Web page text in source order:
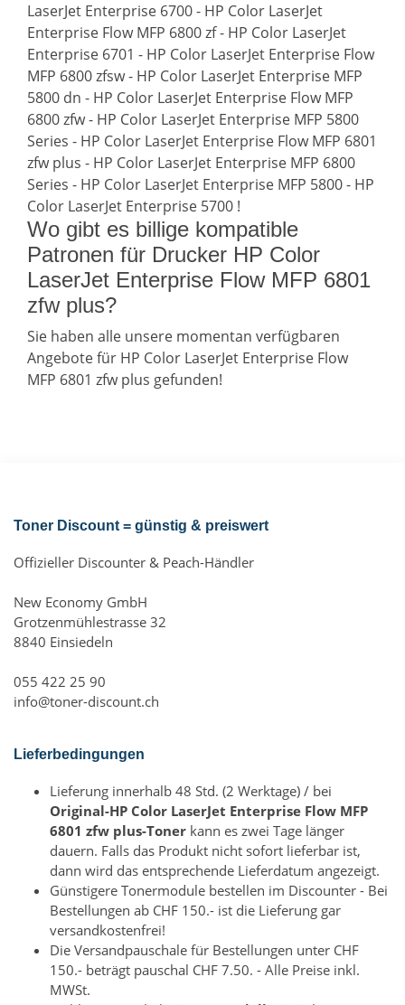
LaserJet Enterprise 6700 - HP Color LaserJet
Enterprise Flow MFP 6800 zf - HP Color LaserJet
Enterprise 6701 - HP Color LaserJet Enterprise Flow
MFP 6800 zfsw - HP Color LaserJet Enterprise MFP
5800 dn - HP Color LaserJet Enterprise Flow MFP
6800 zfw - HP Color LaserJet Enterprise MFP 5800
Series - HP Color LaserJet Enterprise Flow MFP 6801
zfw plus - HP Color LaserJet Enterprise MFP 6800
Series - HP Color LaserJet Enterprise MFP 5800 - HP
Color LaserJet Enterprise 5700 !
Wo gibt es billige kompatible
Patronen für Drucker HP Color
LaserJet Enterprise Flow MFP 6801
zfw plus?
Sie haben alle unsere momentan verfügbaren
Angebote für HP Color LaserJet Enterprise Flow
MFP 6801 zfw plus gefunden!
Toner Discount = günstig & preiswert
Offizieller Discounter & Peach-Händler
New Economy GmbH
Grotzenmühlestrasse 32
8840 Einsiedeln
055 422 25 90
info@toner-discount.ch
Lieferbedingungen
Lieferung innerhalb 48 Std. (2 Werktage) / bei
Original-HP Color LaserJet Enterprise Flow MFP
6801 zfw plus-Toner kann es zwei Tage länger
dauern. Falls das Produkt nicht sofort lieferbar ist,
dann wird das entsprechende Lieferdatum angezeigt.
Günstigere Tonermodule bestellen im Discounter - Bei
Bestellungen ab CHF 150.- ist die Lieferung gar
versandkostenfrei!
Die Versandpauschale für Bestellungen unter CHF
150.- beträgt pauschal CHF 7.50. - Alle Preise inkl.
MWSt.